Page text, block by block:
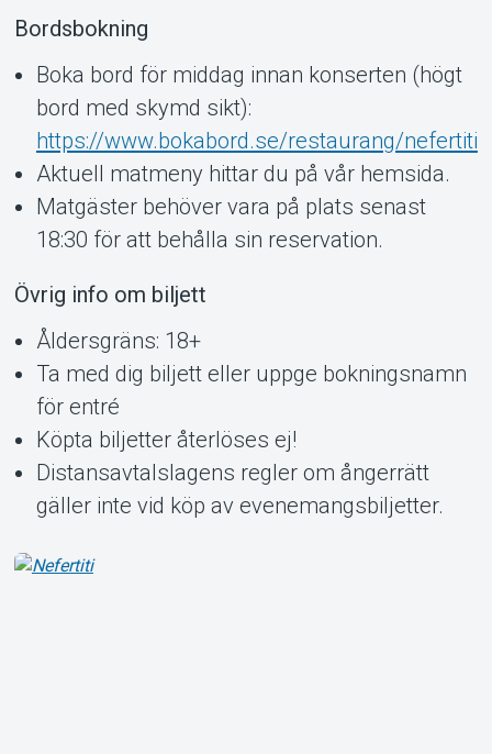
Bordsbokning
Boka bord för middag innan konserten (högt
bord med skymd sikt):
https://www.bokabord.se/restaurang/nefertiti
Aktuell matmeny hittar du på vår hemsida.
Matgäster behöver vara på plats senast
18:30 för att behålla sin reservation.
Övrig info om biljett
Åldersgräns: 18+
Ta med dig biljett eller uppge bokningsnamn
för entré
Köpta biljetter återlöses ej!
Distansavtalslagens regler om ångerrätt
gäller inte vid köp av evenemangsbiljetter.